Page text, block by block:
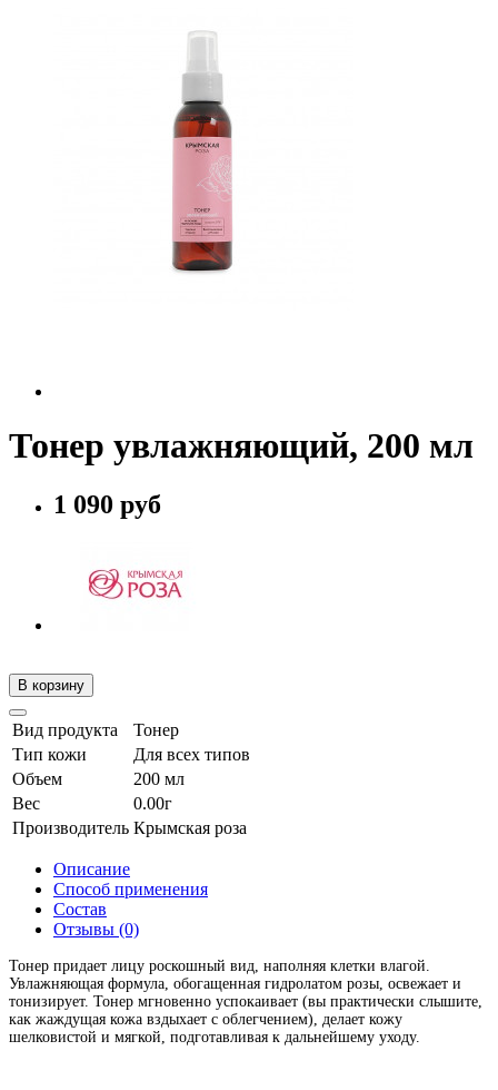
Тонер увлажняющий, 200 мл
1 090 руб
В корзину
Вид продукта
Тонер
Тип кожи
Для всех типов
Объем
200 мл
Вес
0.00г
Производитель Крымская роза
Описание
Способ применения
Состав
Отзывы (0)
Тонер придает лицу роскошный вид, наполняя клетки влагой.
Увлажняющая формула, обогащенная гидролатом розы, освежает и
тонизирует. Тонер мгновенно успокаивает (вы практически слышите,
как жаждущая кожа вздыхает с облегчением), делает кожу
шелковистой и мягкой, подготавливая к дальнейшему уходу.